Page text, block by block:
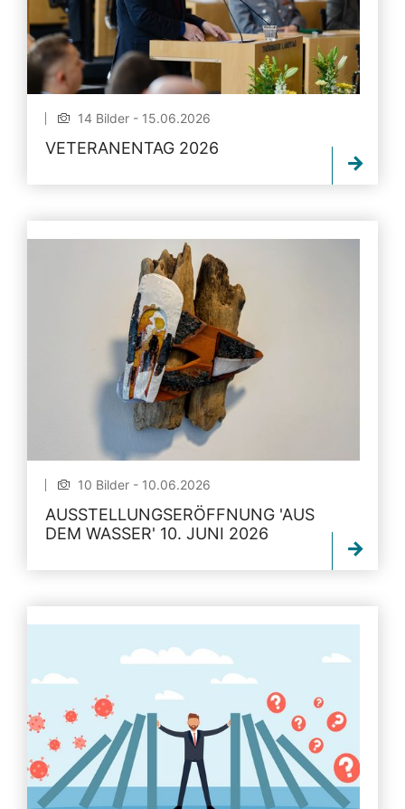
14 Bilder - 15.06.2026
VETERANENTAG 2026
10 Bilder - 10.06.2026
AUSSTELLUNGSERÖFFNUNG 'AUS
DEM WASSER' 10. JUNI 2026